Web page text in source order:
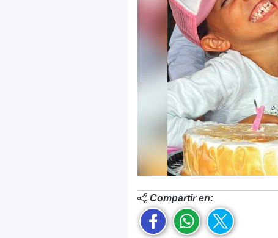
Compartir en: